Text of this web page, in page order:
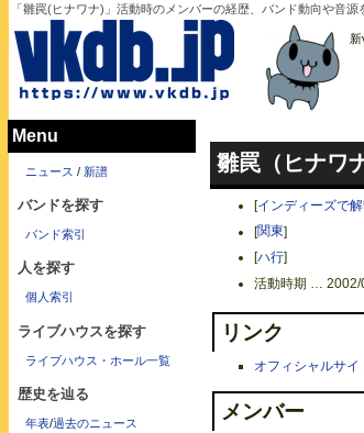
「雛罠(ヒナワナ)」活動時のメンバーの経歴、バンド動向や音
雛罠（ヒナワ
[インディーズで
[関東]
[ハ行]
活動時期 … 2002/
リンク
オフィシャルサイ
メンバー
Menu
ニュース / 新譜
バンドを探す
バンド索引
人を探す
個人索引
ライブハウスを探す
ライブハウス・ホール一覧
歴史を辿る
年表/過去のニュース